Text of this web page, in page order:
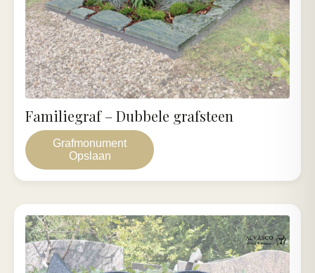
Grafmonument
Opslaan
Familiegraf – Dubbele grafsteen